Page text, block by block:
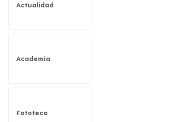
Actualidad
Academia
Fototeca